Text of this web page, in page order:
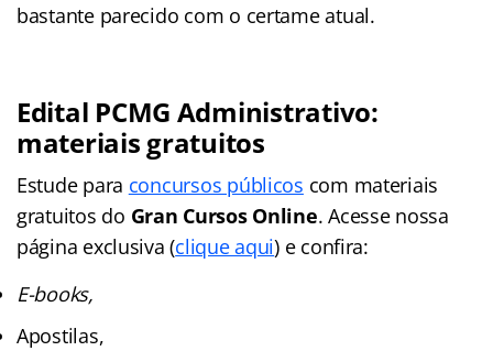
bastante parecido com o certame atual.
Edital PCMG Administrativo:
materiais gratuitos
Estude para concursos públicos com materiais
gratuitos do Gran Cursos Online. Acesse nossa
página exclusiva (clique aqui) e confira:
E-books,
Apostilas,